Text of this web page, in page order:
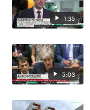
1:35
5:03